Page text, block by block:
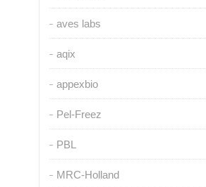
aves labs
aqix
appexbio
Pel-Freez
PBL
MRC-Holland